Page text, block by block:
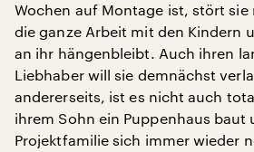
Wochen auf Montage ist, stört sie
die ganze Arbeit mit den Kindern
an ihr hängenbleibt. Auch ihren
Liebhaber will sie demnächst
andererseits, ist es nicht auch
ihrem Sohn ein Puppenhaus baut
Projektfamilie sich immer wieder